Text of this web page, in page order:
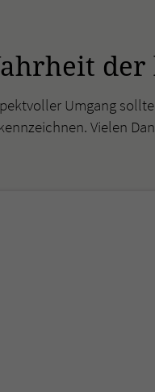
der
Umgang
Vielen